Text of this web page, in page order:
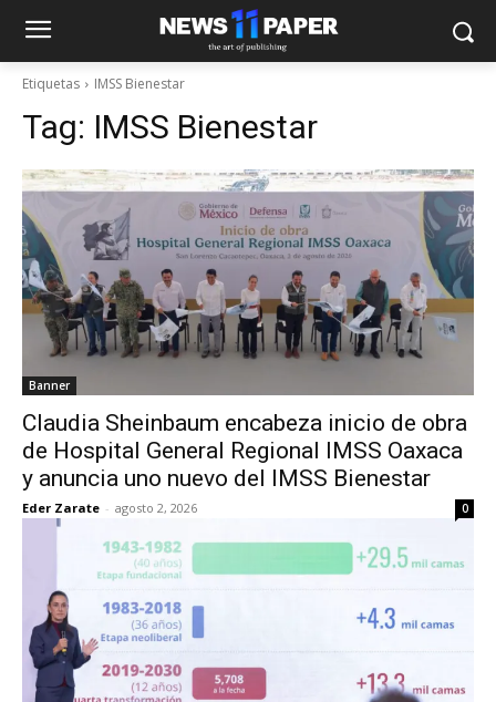
Etiquetas IMSS Bienestar
Tag: IMSS Bienestar
Banner
Claudia Sheinbaum encabeza inicio de obra
de Hospital General Regional IMSS Oaxaca
y anuncia uno nuevo del IMSS Bienestar
Eder Zarate - agosto 2, 2026 0